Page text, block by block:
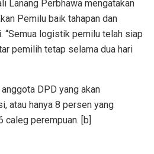
Lanang Perbhawa mengatakan
Pemilu baik tahapan dan
“Semua logistik pemilu telah siap
pemilih tetap selama dua hari
DPD yang akan
atau hanya 8 persen yang
caleg perempuan. [b]